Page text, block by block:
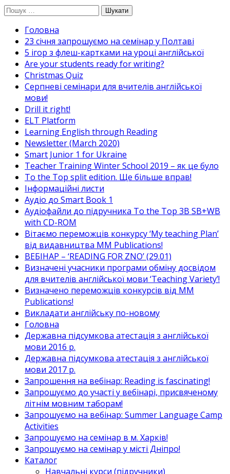
Перейти
вмісту
Пошук:
Головна
23 січня запрошуємо на семінар у Полтаві
5 ігор з флеш-картками на уроці англійської
Are your students ready for writing?
Christmas Quiz
Cерпневі семінари для вчителів англійської
мови!
Drill it right!
ELT Platform
Learning English through Reading
Newsletter (March 2020)
Smart Junior 1 for Ukraine
Teacher Training Winter School 2019 – як це було
To the Top split edition. Ще більше вправ!
Інформаційні листи
Аудіо до Smart Book 1
Аудіофайли до підручника To the Top 3B SB+WB
with CD-ROM
Вітаємо переможців конкурсу ‘My teaching Plan’
від видавництва MM Publications!
ВЕБІНАР – ‘READING FOR ZNO’ (29.01)
Визначені учасники програми обміну досвідом
для вчителів англійської мови ‘Teaching Variety’!
Визначено переможців конкурсів від MM
Publications!
Викладати англійську по-новому
Головна
Державна підсумкова атестація з англійської
мови 2016 р.
Державна підсумкова атестація з англійської
мови 2017 р.
Запрошення на вебінар: Reading is fascinating!
Запрошуємо до участі у вебінарі, присвяченому
літнім мовним таборам!
Запрошуємо на вебінар: Summer Language Camp
Activities
Запрошуємо на семінар в м. Харків!
Запрошуємо на семінар у місті Дніпро!
Каталог
Навчальні курси (підручники)_